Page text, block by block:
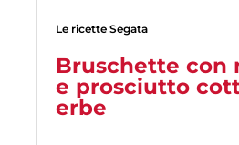
Le ricette Segata
Bruschette con
e prosciutto
erbe